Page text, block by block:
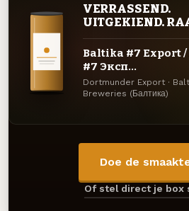
VERRASSEND.
UITGEKIEND.
Baltika #7 Export
#7 Эксп...
Dortmunder Export ·
Breweries (Балтика)
Doe de
Of stel direct je box